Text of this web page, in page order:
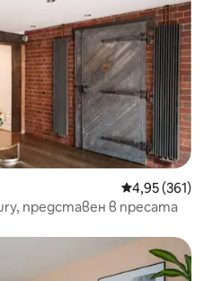
Средна
4,95 (361)
представен в пресата